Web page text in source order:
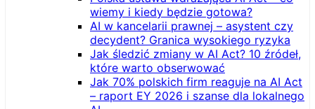
wiemy i kiedy będzie gotowa?
AI w kancelarii prawnej – asystent czy
decydent? Granica wysokiego ryzyka
Jak śledzić zmiany w AI Act? 10 źródeł,
które warto obserwować
Jak 70% polskich firm reaguje na AI Act
– raport EY 2026 i szanse dla lokalnego